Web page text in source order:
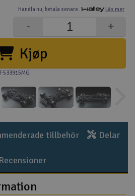
byggsatser
Handla nu, betala senare. Läs mer
Kjøp
+
-
533915MG
tillbehör Delar
Recensioner